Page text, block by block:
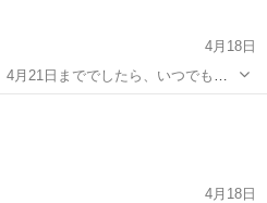
4月18日
4月18日